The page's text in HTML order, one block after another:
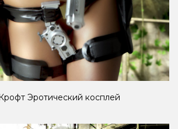
Эротический косплей